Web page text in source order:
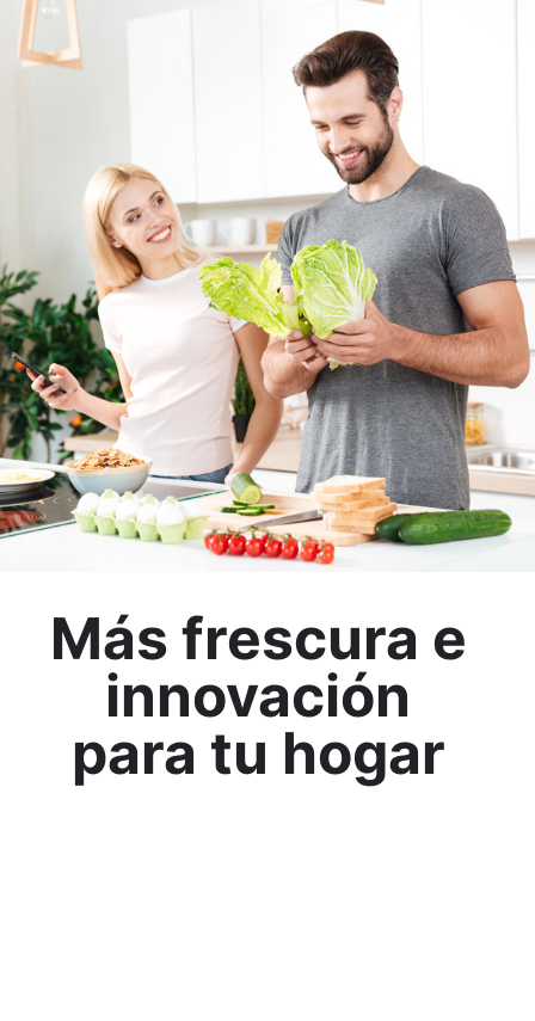
Más frescura e
innovación
para tu hogar